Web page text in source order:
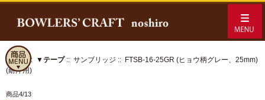
ホーム:: ▼テープ:: サンブリッジ :: FTSB-16-25GR (ヒョウ柄グレー、25mm)
(耐汗用)
商品4/13